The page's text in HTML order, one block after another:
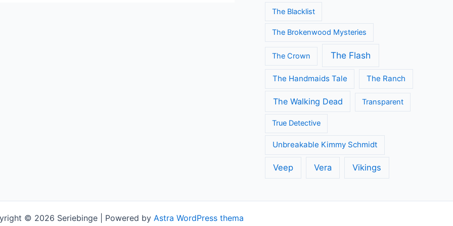
The Blacklist
The Brokenwood Mysteries
The Crown The Flash
The Handmaids Tale The Ranch
The Walking Dead Transparent
True Detective
Unbreakable Kimmy Schmidt
Veep Vera Vikings
© 2026 Seriebinge | Powered by Astra WordPress thema